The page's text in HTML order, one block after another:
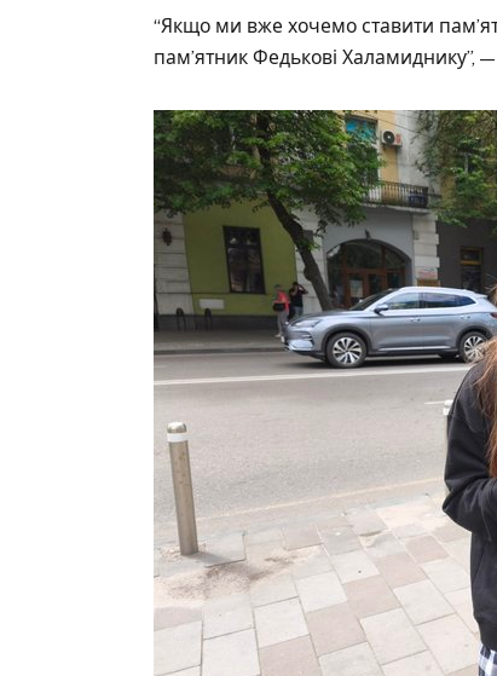
“Якщо ми вже хочемо ставити
пам’ятник Федькові Халамиднику”,